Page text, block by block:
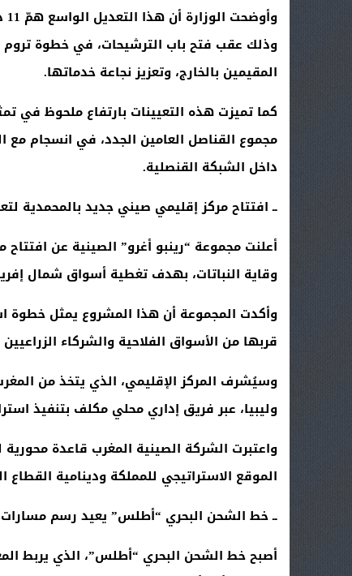
وذلك عقب فتح باب الترشيحات، في خطوة تروم
المقيمين بالخارج، وتعزيز نجاعة خدماتها.
مجموع القناصل العامين الجدد، في انسجام مع
داخل الشبكة القنصلية.
ــ افتتاح مركز إقليمي صيني جديد بالمحمدية
أعلنت مجموعة “رينبو أغرو” الصينية عن
وقاية النباتات، بهدف تغطية أسواق شمال
وأكدت المجموعة أن هذا المشروع يمثل خطوة
قربها من الأسواق الفلاحية والشركاء
وسيُشرف المركز الإقليمي، الذي يتخذ من
وليبيا، عبر فريق إداري محلي مكلف بتنفيذ
واعتبرت الشركة الصينية المغرب قاعدة
الموقع الاستراتيجي للمملكة ودينامية
ــ خط الشحن البحري “أطلس” يعيد رسم مسارات
أصبح خط الشحن البحري “أطلس”، الذي يربط